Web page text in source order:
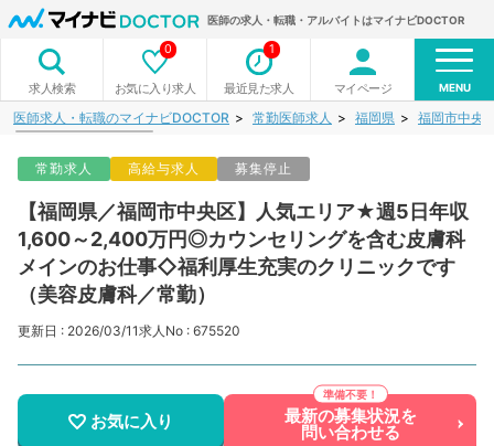
医師の求人・転職・アルバイトはマイナビDOCTOR
求人検索 お気に入り求人
0
最近見た求人
1
マイページ MENU
医師求人・転職のマイナビDOCTOR 常勤医師求人 福岡県 福岡市中央
常勤求人 高給与求人 募集停止
【福岡県／福岡市中央区】人気エリア★週5日年収
1,600～2,400万円◎カウンセリングを含む皮膚科
メインのお仕事◇福利厚生充実のクリニックです
（美容皮膚科／常勤）
更新日 : 2026/03/11求人No : 675520
お気に入り 最新の募集状況を
問い合わせる